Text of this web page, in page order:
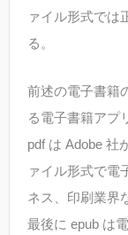
ァイル形式では
る。
前述の電子書籍
る電子書籍アプ
pdf は Adobe 社
ァイル形式で電
ネス、印刷業界
最後に epub は